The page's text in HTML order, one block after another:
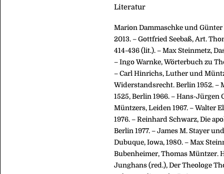
Literatur
Marion Dammaschke und
2013. – Gottfried Seebaß, Art.
414-436 (lit.). – Max Steinmetz,
– Ingo Warnke, Wörterbuch zu
– Carl Hinrichs, Luther und
Widerstandsrecht. Berlin 1952.
1525, Berlin 1966. – Hans-
Müntzers, Leiden 1967. – Walter
1976. – Reinhard Schwarz, Die
Berlin 1977. – James M. Stayer
Dubuque, Iowa, 1980. – Max
Bubenheimer, Thomas Müntzer.
Junghans (red.), Der Theologe